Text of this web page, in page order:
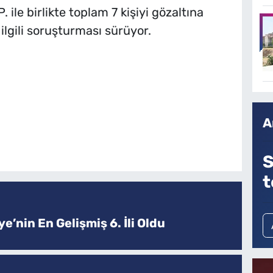
ile birlikte toplam 7 kişiyi gözaltına
soruşturması sürüyor.
En Gelişmiş 6. İli Oldu